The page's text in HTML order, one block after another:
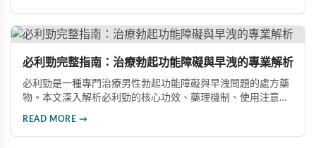
必利勁完整指南：治療勃起功能障礙與早洩的專業解析
必利勁是一種專門治療男性勃起功能障礙與早洩問題的處方藥
物。本文深入解析必利勁的核心功效、藥理機制、使用注意事
READ MORE →